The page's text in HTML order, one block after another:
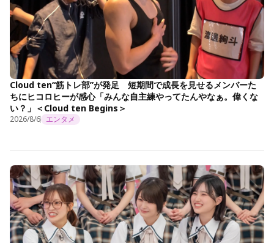
Cloud ten“筋トレ部”が発足 短期間で成長を見せるメンバーた
ちにヒコロヒーが感心「みんな自主練やってたんやなぁ。偉くな
い？」＜Cloud ten Begins＞
2026/8/6 エンタメ